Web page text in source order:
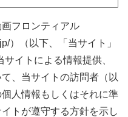
フロンティアル
）（以下、「当サイト」
イトによる情報提供、
、当サイトの訪問者（以
人情報もしくはそれに準
トが遵守する方針を示し